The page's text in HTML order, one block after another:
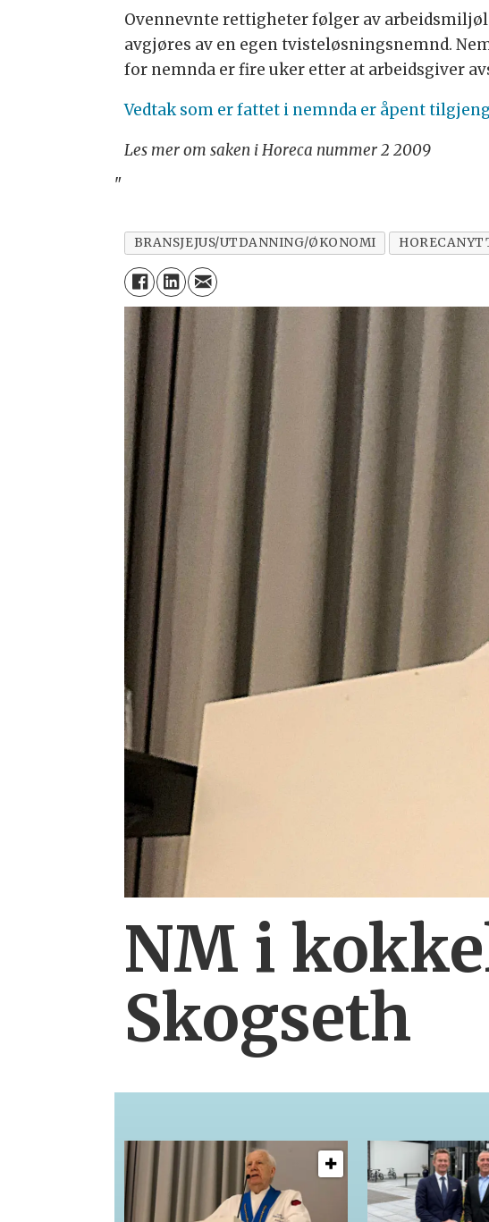
Ovennevnte rettigheter følger av
avgjøres av en egen tvisteløsningsnemnd.
for nemnda er fire uker etter at arbeidsgiver
Vedtak som er fattet i nemnda er åpent
Les mer om saken i Horeca nummer 2 2009
"
BRANSJEJUS/UTDANNING/ØKONOMI
NM i
Skogseth